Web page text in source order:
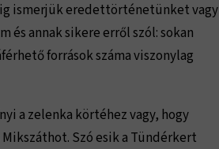
ismerjük eredettörténetünket vagy
és annak sikere erről szól: sokan
források száma viszonylag
a zelenka körtéhez vagy, hogy
Szó esik a Tündérkert